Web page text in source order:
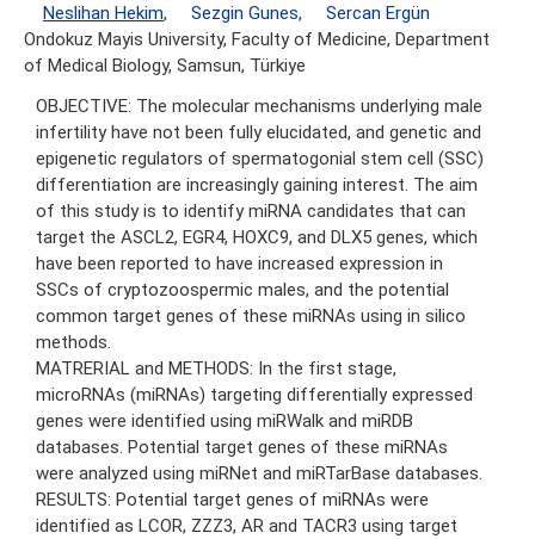
Neslihan Hekim, Sezgin Gunes,
Sercan Ergün
Ondokuz Mayis University, Faculty of Medicine, Department
of Medical Biology, Samsun, Türkiye
OBJECTIVE: The molecular mechanisms underlying male
infertility have not been fully elucidated, and genetic and
epigenetic regulators of spermatogonial stem cell (SSC)
differentiation are increasingly gaining interest. The aim
of this study is to identify miRNA candidates that can
target the ASCL2, EGR4, HOXC9, and DLX5 genes, which
have been reported to have increased expression in
SSCs of cryptozoospermic males, and the potential
common target genes of these miRNAs using in silico
methods.
MATRERIAL and METHODS: In the first stage,
microRNAs (miRNAs) targeting differentially expressed
genes were identified using miRWalk and miRDB
databases. Potential target genes of these miRNAs
were analyzed using miRNet and miRTarBase databases.
RESULTS: Potential target genes of miRNAs were
identified as LCOR, ZZZ3, AR and TACR3 using target